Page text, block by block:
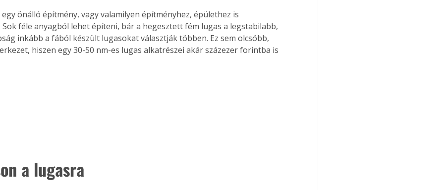
önálló építmény, vagy valamilyen építményhez, épülethez is
Sok féle anyagból lehet építeni, bár a hegesztett fém lugas a legstabilabb,
inkább a fából készült lugasokat választják többen. Ez sem olcsóbb,
hiszen egy 30-50 nm-es lugas alkatrészei akár százezer forintba is
a lugasra